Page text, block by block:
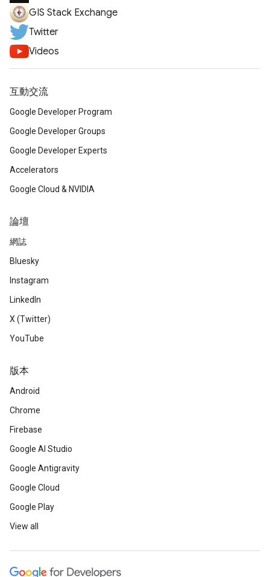
GIS Stack Exchange
Twitter
Videos
互動交流
Google Developer Program
Google Developer Groups
Google Developer Experts
Accelerators
Google Cloud & NVIDIA
論壇
網誌
Bluesky
Instagram
LinkedIn
X (Twitter)
YouTube
版本
Android
Chrome
Firebase
Google AI Studio
Google Antigravity
Google Cloud
Google Play
View all